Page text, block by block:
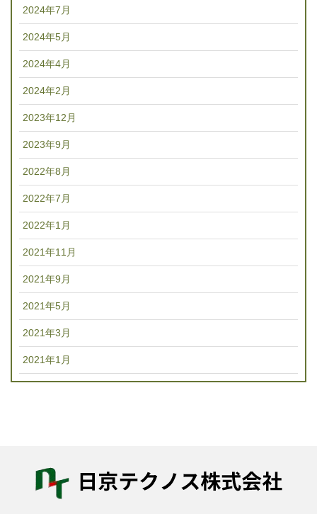
2024年7月
2024年5月
2024年4月
2024年2月
2023年12月
2023年9月
2022年8月
2022年7月
2022年1月
2021年11月
2021年9月
2021年5月
2021年3月
2021年1月